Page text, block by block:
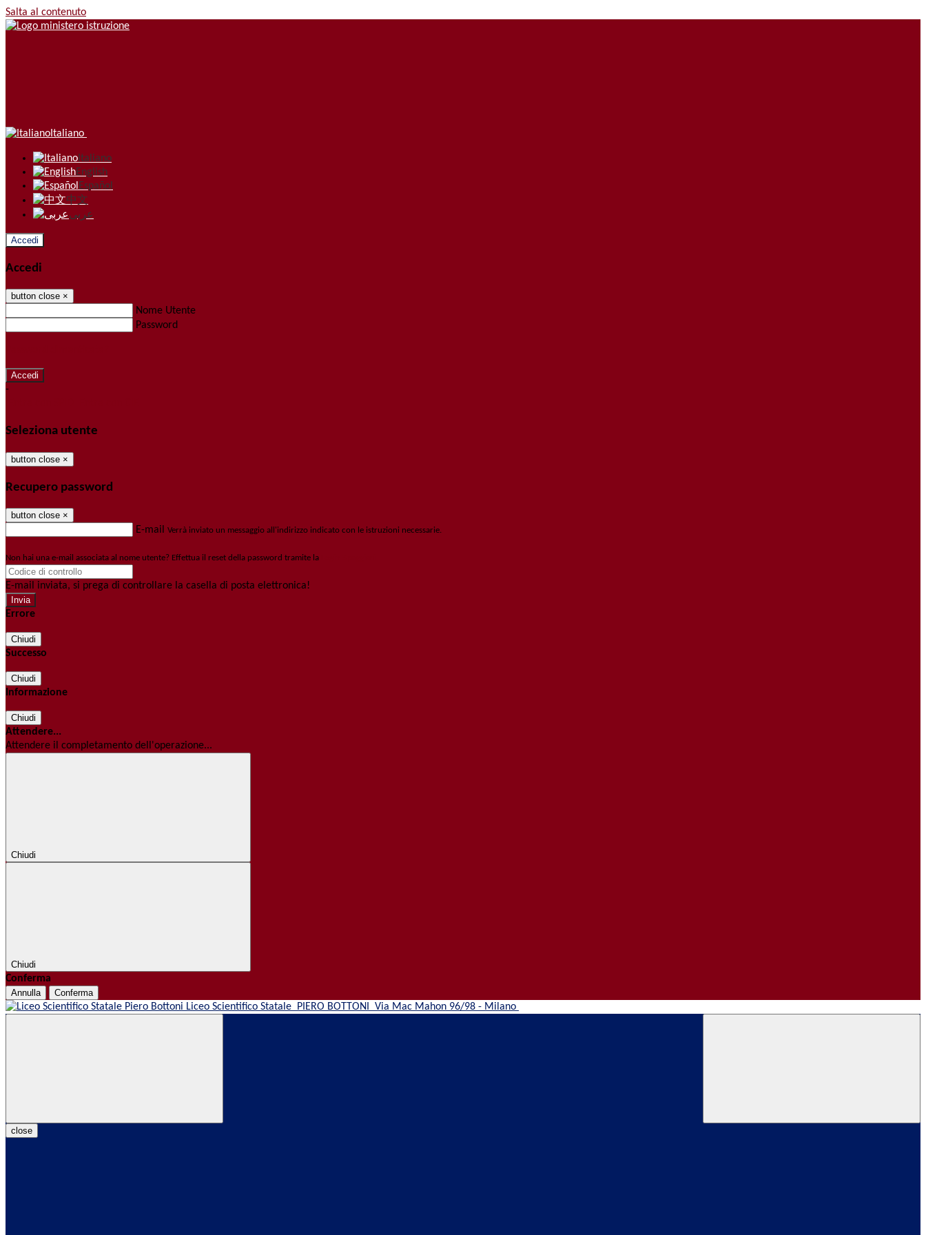
Salta al contenuto
Italiano
Italiano
English
Español
中文
عربى
Accedi
Accedi
button close ×
Nome Utente
Password
-
Seleziona utente
button close ×
Recupero password
button close ×
E-mail Verrà inviato un messaggio all'indirizzo indicato con le istruzioni necessarie.
Non hai una e-mail associata al nome utente? Effettua il reset della password tramite la
E-mail inviata, si prega di controllare la casella di posta elettronica!
Errore
Chiudi
Successo
Chiudi
Informazione
Chiudi
Attendere...
Attendere il completamento dell'operazione...
Chiudi
Chiudi
Conferma
Annulla Conferma
Liceo Scientifico Statale PIERO BOTTONI Via Mac Mahon 96/98 - Milano
close